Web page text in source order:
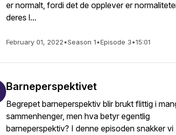
er normalt, fordi det de opplever er
deres l...
February 01, 2022•Season 1•Episode 3•15:01
Barneperspektivet
Begrepet barneperspektiv blir brukt flittig i
sammenhenger, men hva betyr egentlig
barneperspektiv? I denne episoden snakker vi